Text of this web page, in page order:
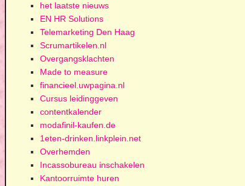
het laatste nieuws
EN HR Solutions
Telemarketing Den Haag
Scrumartikelen.nl
Overgangsklachten
Made to measure
financieel.uwpagina.nl
Cursus leidinggeven
contentkalender
modafinil-kaufen.de
1eten-drinken.linkplein.net
Overhemden
Incassobureau inschakelen
Kantoorruimte huren